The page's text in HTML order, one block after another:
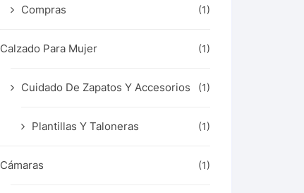
Compras (1)
Calzado Para Mujer (1)
Cuidado De Zapatos Y Accesorios (1)
Plantillas Y Taloneras (1)
Cámaras (1)